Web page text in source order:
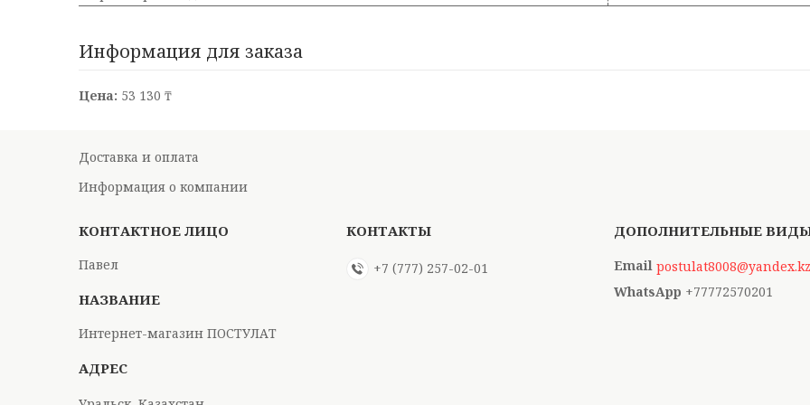
Информация для заказа
Цена: 53 130 ₸
Доставка и оплата
Информация о компании
Павел
Интернет-магазин ПОСТУЛАТ
+7 (777) 257-02-01
postulat8008@yandex.kz
+77772570201